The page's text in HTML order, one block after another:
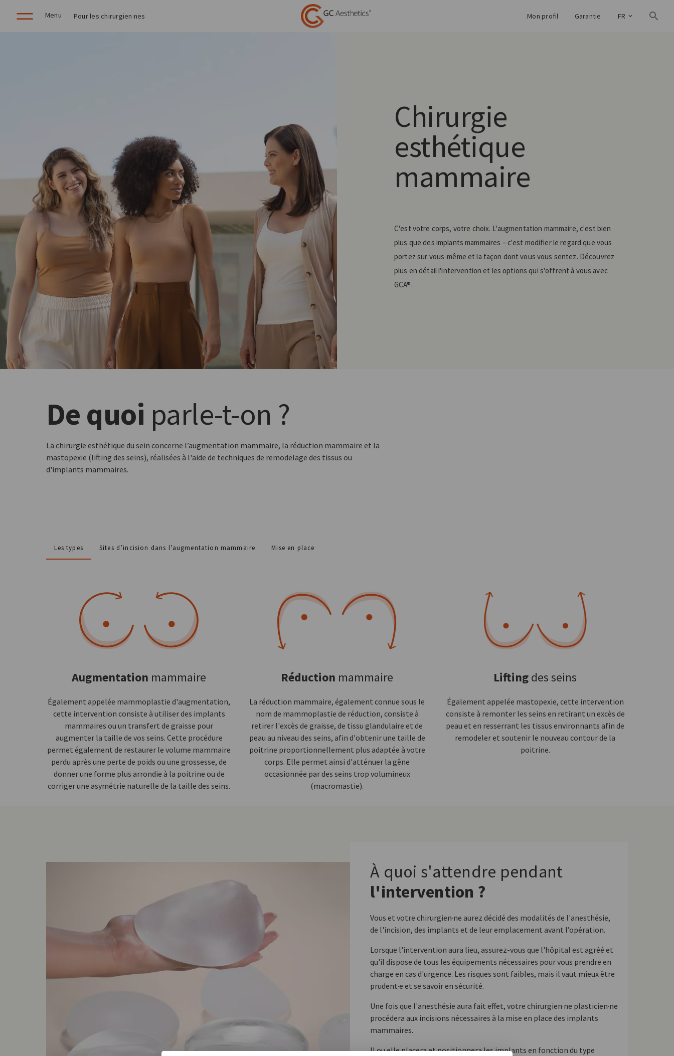
Menu Pour les chirurgien·nes Mon profil Garantie FR
Chirurgie
esthétique
mammaire
C'est votre corps, votre choix. L'augmentation mammaire, c'est bien
plus que des implants mammaires – c'est modifier le regard que vous
portez sur vous-même et la façon dont vous vous sentez. Découvrez
plus en détail l'intervention et les options qui s'offrent à vous avec
GCA®.
De quoi parle-t-on ?
La chirurgie esthétique du sein concerne l’augmentation mammaire, la réduction mammaire et la
mastopexie (lifting des seins), réalisées à l'aide de techniques de remodelage des tissus ou
d'implants mammaires.
Les types Sites d’incision dans l’augmentation mammaire Mise en place
Augmentation mammaire
Également appelée mammoplastie d'augmentation,
cette intervention consiste à utiliser des implants
mammaires ou un transfert de graisse pour
augmenter la taille de vos seins. Cette procédure
permet également de restaurer le volume mammaire
perdu après une perte de poids ou une grossesse, de
donner une forme plus arrondie à la poitrine ou de
corriger une asymétrie naturelle de la taille des seins.
Réduction mammaire
La réduction mammaire, également connue sous le
nom de mammoplastie de réduction, consiste à
retirer l'excès de graisse, de tissu glandulaire et de
peau au niveau des seins, afin d'obtenir une taille de
poitrine proportionnellement plus adaptée à votre
corps. Elle permet ainsi d'atténuer la gêne
occasionnée par des seins trop volumineux
(macromastie).
Liftingdes seins
Également appelée mastopexie, cette intervention
consiste à remonter les seins en retirant un excès de
peau et en resserrant les tissus environnants afin de
remodeler et soutenir le nouveau contour de la
poitrine.
À quoi s'attendre pendant
l'intervention ?
Vous et votre chirurgien·ne aurez décidé des modalités de l'anesthésie,
de l'incision, des implants et de leur emplacement avant l’opération.
Lorsque l'intervention aura lieu, assurez-vous que l'hôpital est agréé et
qu'il dispose de tous les équipements nécessaires pour vous prendre en
charge en cas d'urgence. Les risques sont faibles, mais il vaut mieux être
prudent·e et se savoir en sécurité.
Une fois que l'anesthésie aura fait effet, votre chirurgien·ne plasticien·ne
procédera aux incisions nécessaires à la mise en place des implants
mammaires.
Il ou elle placera et positionnera les implants en fonction du type